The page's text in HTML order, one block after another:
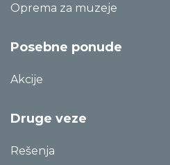
Oprema za muzeje
Posebne ponude
Akcije
Druge veze
Rešenja